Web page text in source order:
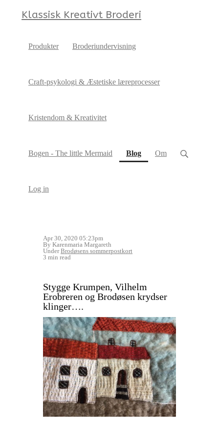
Klassisk Kreativt Broderi
Produkter Broderiundervisning
Craft-psykologi & Æstetiske læreprocesser
Kristendom & Kreativitet
Bogen - The little Mermaid Blog(current)
Om
Log in
Apr 30, 2020 05:23pm
By Karenmaria Margareth
UnderBrodøsens sommerpostkort
3 min read
Stygge Krumpen, Vilhelm
Erobreren og Brodøsen krydser
klinger….